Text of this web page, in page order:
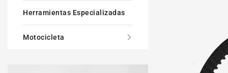
Herramientas Especializadas
Motocicleta